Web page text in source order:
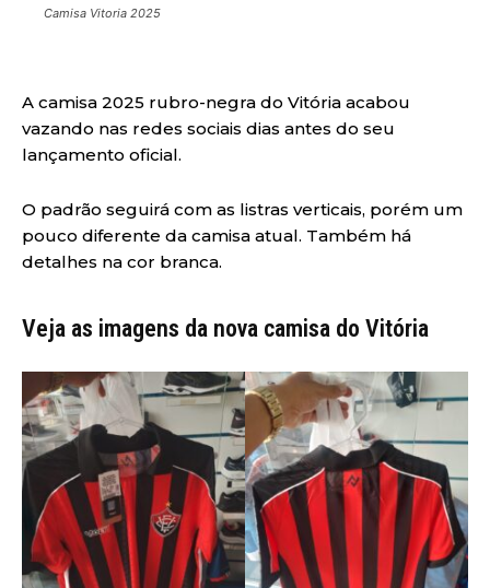
Camisa Vitoria 2025
A camisa 2025 rubro-negra do Vitória acabou
vazando nas redes sociais dias antes do seu
lançamento oficial.
O padrão seguirá com as listras verticais, porém um
pouco diferente da camisa atual. Também há
detalhes na cor branca.
Veja as imagens da nova camisa do Vitória